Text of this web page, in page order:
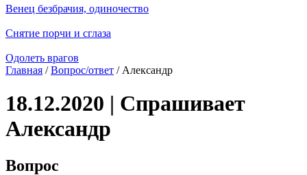
Венец безбрачия, одиночество
Снятие порчи и сглаза
Одолеть врагов
Главная /Вопрос/ответ / Александр
18.12.2020 | Спрашивает
Александр
Вопрос